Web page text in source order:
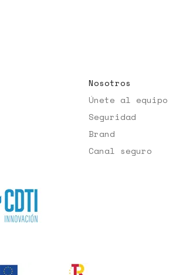
Nosotros
Únete al equipo
Seguridad
Brand
Canal seguro